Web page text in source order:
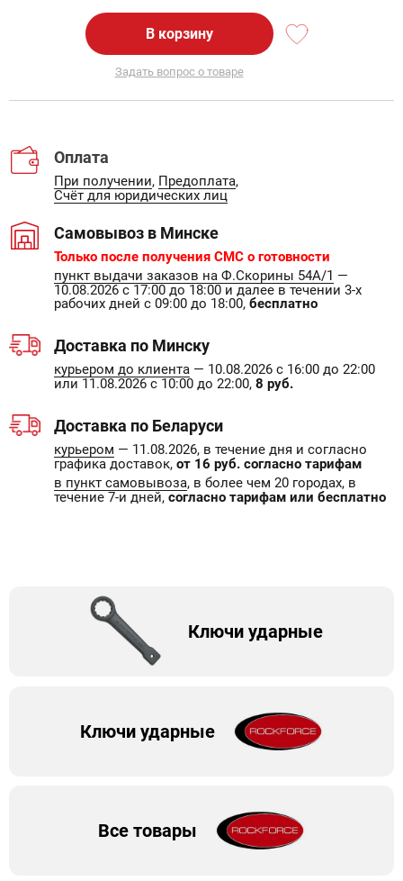
В корзину
Задать вопрос о товаре
Оплата
При получении, Предоплата,
Счёт для юридических лиц
Самовывоз в Минске
Только после получения СМС о готовности
пункт выдачи заказов на Ф.Скорины 54А/1 —
10.08.2026 с 17:00 до 18:00 и далее в течении 3-х
рабочих дней с 09:00 до 18:00, бесплатно
Доставка по Минску
курьером до клиента — 10.08.2026 с 16:00 до 22:00
или 11.08.2026 с 10:00 до 22:00, 8 руб.
Доставка по Беларуси
курьером — 11.08.2026, в течение дня и согласно
графика доставок, от 16 руб. согласно тарифам
в пункт самовывоза, в более чем 20 городах, в
течение 7-и дней, согласно тарифам или бесплатно
Ключи ударные
Ключи ударные
Все товары